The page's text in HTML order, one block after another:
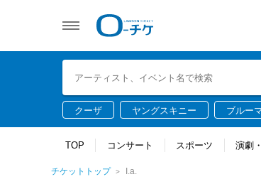
クーザ ヤングスキニー ブルー
TOP コンサート スポーツ 演劇
チケットトップ I.a.